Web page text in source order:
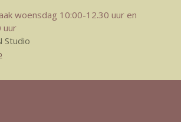
woensdag 10:00-12.30 uur en
uur
Studio